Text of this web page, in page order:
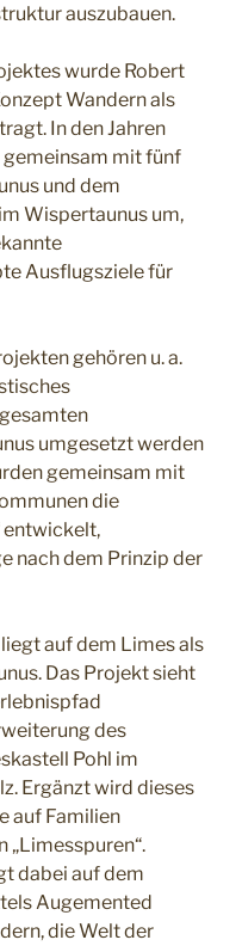
auszubauen.
wurde Robert
Wandern als
In den Jahren
gemeinsam mit fünf
und dem
Wispertaunus um,
Ausflugsziele für
gehören u. a.
umgesetzt werden
gemeinsam mit
die
entwickelt,
nach dem Prinzip der
auf dem Limes als
Das Projekt sieht
des
Pohl im
Ergänzt wird dieses
auf Familien
„Limesspuren“.
dabei auf dem
Augemented
die Welt der